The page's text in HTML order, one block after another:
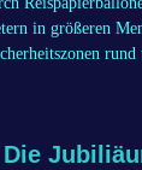
in größeren
Die